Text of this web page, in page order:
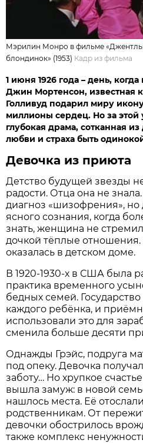
Мэрилин Монро в фильме
блондинок» (1953) Кадр из фильма
1 июня 1926 года – день,
Джин Мортенсон, известная
Голливуд подарил миру
миллионы сердец. Но за этой
глубокая драма, сотканная
любви и страха быть
Девочка из приюта
Детство будущей звезды
радости. Отца она не
диагноз «шизофрения»,
ясного сознания, когда
знать, женщина не
дочкой тёплые
оказалась в детском доме.
В 1920-1930-х в США была
практика временного
бедных семей.
каждого ребёнка, и
использовали это для
сменила больше десяти
Однажды Грэйс, подруга
под опеку. Девочка
заботу… Но хрупкое
вышла замуж: в новой
нашлось места. Её
родственникам. От
девочки обострилось
также комплекс